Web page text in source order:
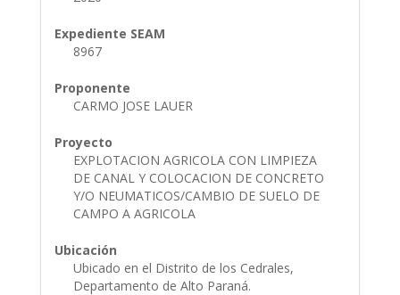
Expediente SEAM
8967
Proponente
CARMO JOSE LAUER
Proyecto
EXPLOTACION AGRICOLA CON LIMPIEZA
DE CANAL Y COLOCACION DE CONCRETO
Y/O NEUMATICOS/CAMBIO DE SUELO DE
CAMPO A AGRICOLA
Ubicación
Ubicado en el Distrito de los Cedrales,
Departamento de Alto Paraná.